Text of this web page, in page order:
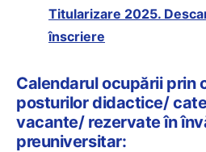
Titularizare 2025.
înscriere
Calendarul ocupării prin
posturilor didactice/
vacante/ rezervate în
preuniversitar: